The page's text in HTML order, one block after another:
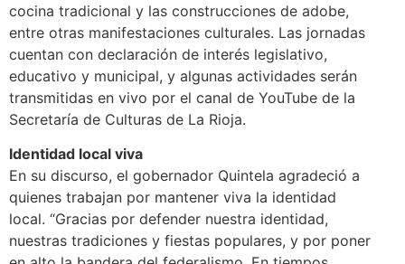
cocina tradicional y las construcciones de adobe,
entre otras manifestaciones culturales. Las jornadas
cuentan con declaración de interés legislativo,
educativo y municipal, y algunas actividades serán
transmitidas en vivo por el canal de YouTube de la
Secretaría de Culturas de La Rioja.
Identidad local viva
En su discurso, el gobernador Quintela agradeció a
quienes trabajan por mantener viva la identidad
local. “Gracias por defender nuestra identidad,
nuestras tradiciones y fiestas populares, y por poner